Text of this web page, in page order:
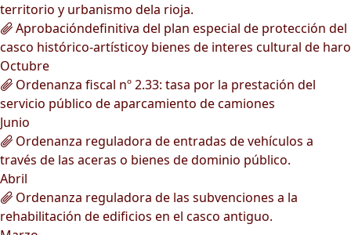
territorio y urbanismo dela rioja.
Aprobacióndefinitiva del plan especial de protección del
casco histórico-artísticoy bienes de interes cultural de haro
Octubre
Ordenanza fiscal nº 2.33: tasa por la prestación del
servicio público de aparcamiento de camiones
Junio
Ordenanza reguladora de entradas de vehículos a
través de las aceras o bienes de dominio público.
Abril
Ordenanza reguladora de las subvenciones a la
rehabilitación de edificios en el casco antiguo.